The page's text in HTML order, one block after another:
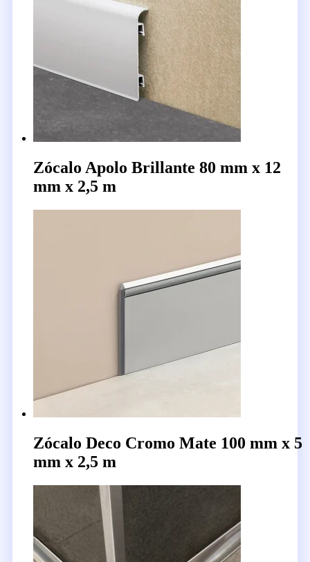
Zócalo Apolo Brillante 80 mm x 12
mm x 2,5 m
Zócalo Deco Cromo Mate 100 mm x 5
mm x 2,5 m